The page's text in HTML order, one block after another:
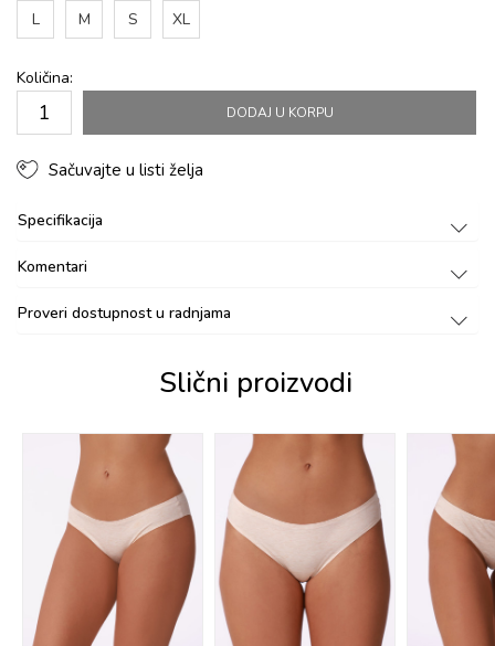
L
M S XL
Količina:
DODAJ U KORPU
Sačuvajte u listi želja
Specifikacija
Komentari
Proveri dostupnost u radnjama
Slični proizvodi